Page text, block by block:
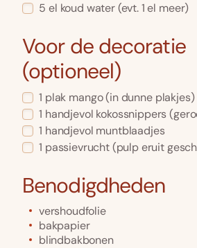
5 el koud water(evt. 1 el meer)
Voor de decoratie
(optioneel)
1 plak mango(in dunne plakjes)
1 handjevol kokossnippers
1 handjevol muntblaadjes
1 passievrucht(pulp eruit
Benodigdheden
vershoudfolie
bakpapier
blindbakbonen